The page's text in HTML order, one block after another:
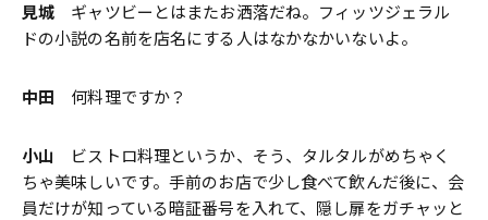
見城 ギャツビーとはまたお洒落だね。フィッツジェラル
ドの小説の名前を店名にする人はなかなかいないよ。
中田 何料理ですか？
小山
ビストロ料理というか、そう、タルタルがめちゃく
ちゃ美味しいです。手前のお店で少し食べて飲んだ後に、会
員だけが知っている暗証番号を入れて、隠し扉をガチャッと